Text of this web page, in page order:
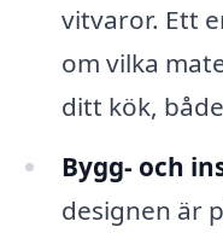
vitvaror. Ett
om vilka
ditt kök,
Bygg- och
designen är